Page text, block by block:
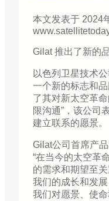
本文发表于 2024
Gilat 推出了新的
以色列卫星技术
一个新的标志和
了其对新太空革
限沟通”，该公司
建立联系的愿景。
Gilat公司首席产
“在当今的太空革
的需求和期望至
我们的成长和发
我们对愿景、使